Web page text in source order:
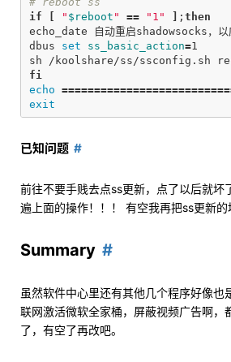
if
" $reboot " == "1" ;
echo_date 自动重启shadowsocks，以
dbus set ss_basic_action=1
echo
exit
已知问题
前往不要手贱去点ss更新，点了以后就坏
遍上面的操作！！！ 有空我再把ss更新的
Summary
虽然软件中心里还有其他几个程序好像也
联网激活微软全家桶，屏蔽视频广告啊，
了，有空了再改吧。